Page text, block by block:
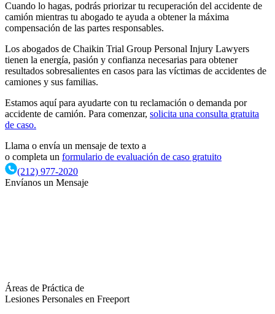
Cuando lo hagas, podrás priorizar tu recuperación del accidente de
camión mientras tu abogado te ayuda a obtener la máxima
compensación de las partes responsables.
Los abogados de Chaikin Trial Group Personal Injury Lawyers
tienen la energía, pasión y confianza necesarias para obtener
resultados sobresalientes en casos para las víctimas de accidentes de
camiones y sus familias.
Estamos aquí para ayudarte con tu reclamación o demanda por
accidente de camión. Para comenzar, solicita una consulta gratuita
de caso.
Llama o envía un mensaje de texto a
o completa un formulario de evaluación de caso gratuito
(212) 977-2020
Envíanos un Mensaje
Áreas de Práctica de
Lesiones Personales en Freeport